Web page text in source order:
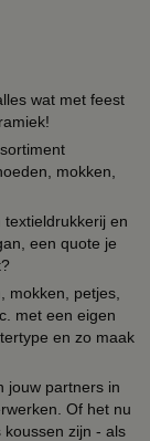
wat met feest
mokken,
en
een quote je
mokken, petjes,
met een eigen
en zo maak
jouw partners in
Of het nu
zijn - als